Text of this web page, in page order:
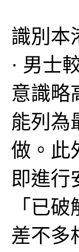
識別本
· 男士
意識略
能列為
做。此
即進行
「已
差不多